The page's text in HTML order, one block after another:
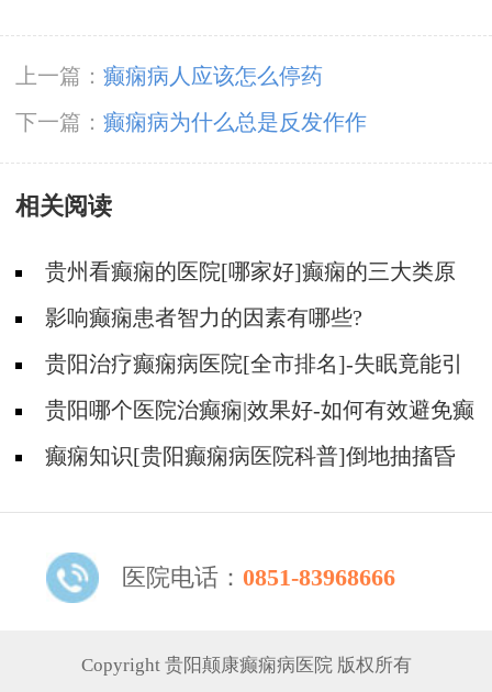
上一篇： 癫痫病人应该怎么停药
下一篇： 癫痫病为什么总是反发作作
相关阅读
贵州看癫痫的医院[哪家好]癫痫的三大类原
因?影响癫痫患者智力的因素有哪些?
贵阳治疗癫痫病医院[全市排名]-失眠竟能引
起癫痫吗？
贵阳哪个医院治癫痫|效果好-如何有效避免癫
痫诱因？
癫痫知识[贵阳癫痫病医院科普]倒地抽搐昏
医院电话： 0851-83968666
Copyright 贵阳颠康癫痫病医院 版权所有